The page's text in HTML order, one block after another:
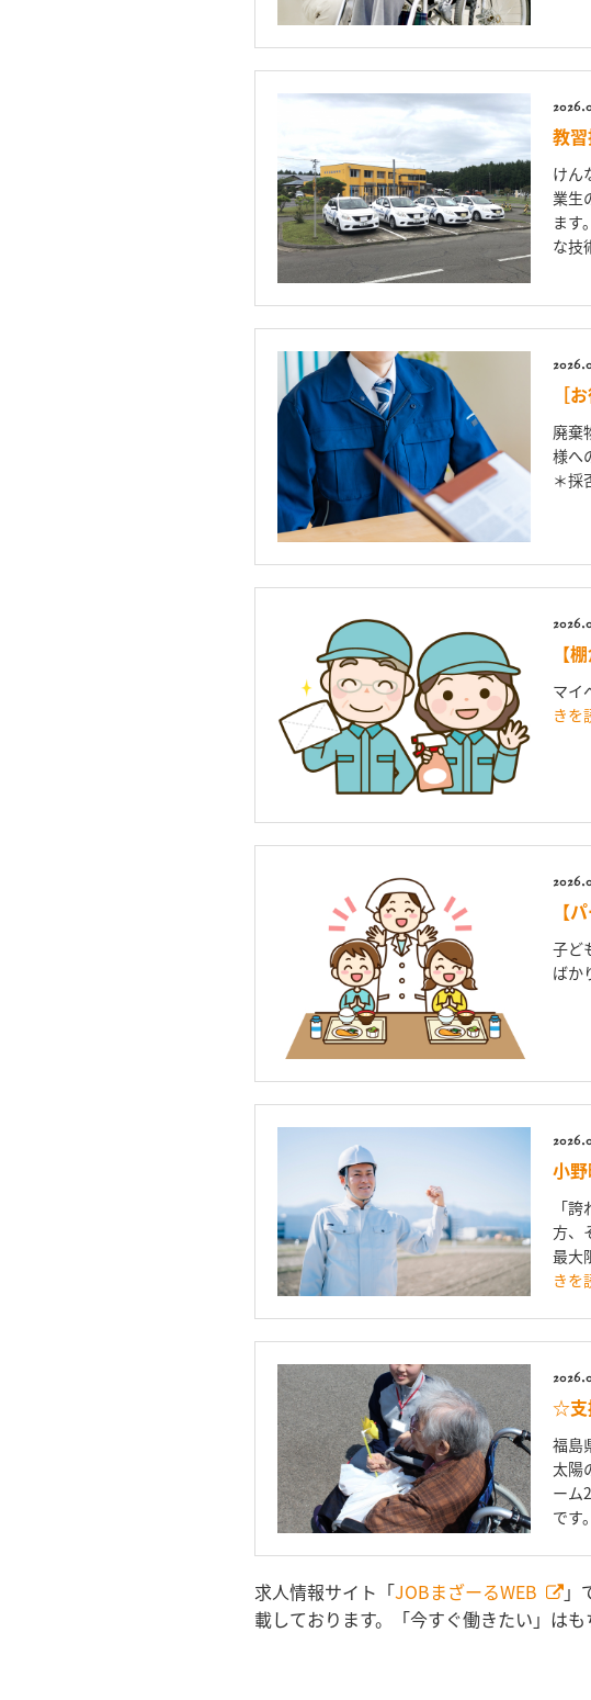
教
けん
業生
ます
な技
［
廃棄
様へ
＊採
【
マイ
きを
【
子ど
ばか
小
「
方、
最大
きを
☆支
福島
太陽
ーム
です
求人情報サイト「JOBまざーるWEB
」
載しております。「今すぐ働きたい」は